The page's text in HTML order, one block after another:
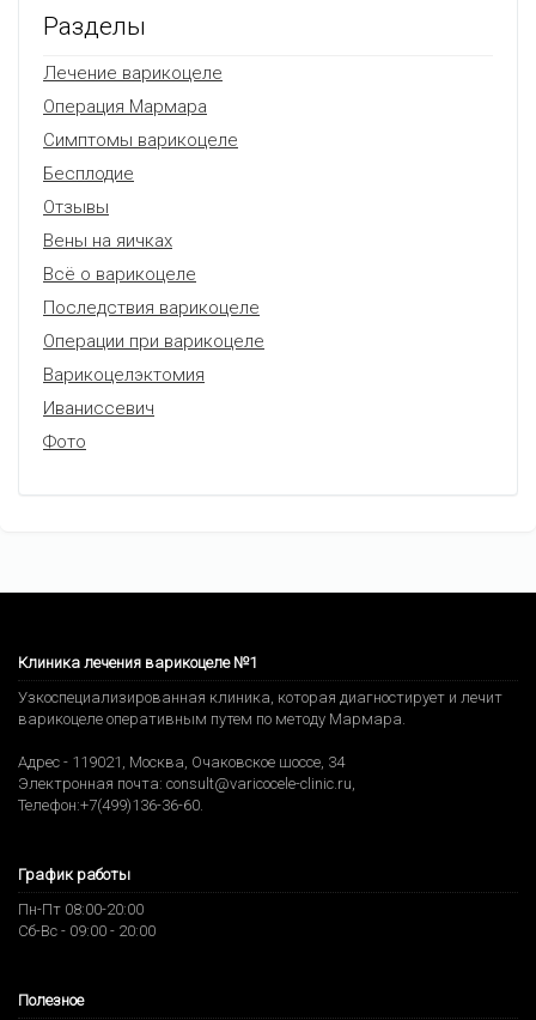
Разделы
Лечение варикоцеле
Операция Мармара
Симптомы варикоцеле
Бесплодие
Отзывы
Вены на яичках
Всё о варикоцеле
Последствия варикоцеле
Операции при варикоцеле
Варикоцелэктомия
Иваниссевич
Фото
Клиника лечения варикоцеле №1
Узкоспециализированная клиника, которая диагностирует и лечит
варикоцеле оперативным путем по методу Мармара.
Адрес - 119021 Москва Очаковское шоссе, 34
Электронная почта: consult@varicocele-clinic.ru
Телефон:+7(499)136-36-60
График работы
Пн-Пт 08:00-20:00
Сб-Вс - 09:00 - 20:00
Полезное